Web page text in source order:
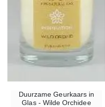
Duurzame Geurkaars in
Glas - Wilde Orchidee